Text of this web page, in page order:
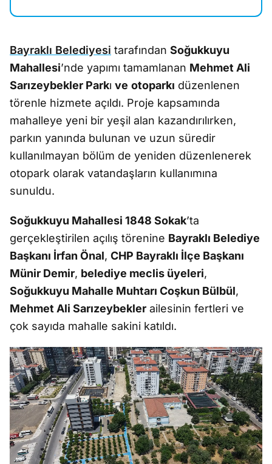
Bayraklı Belediyesi tarafından Soğukkuyu
Mahallesi’nde yapımı tamamlanan Mehmet Ali
Sarızeybekler Parkı ve otoparkı düzenlenen
törenle hizmete açıldı. Proje kapsamında
mahalleye yeni bir yeşil alan kazandırılırken,
parkın yanında bulunan ve uzun süredir
kullanılmayan bölüm de yeniden düzenlenerek
otopark olarak vatandaşların kullanımına
sunuldu.
Soğukkuyu Mahallesi 1848 Sokak’ta
gerçekleştirilen açılış törenine Bayraklı Belediye
Başkanı İrfan Önal, CHP Bayraklı İlçe Başkanı
Münir Demir, belediye meclis üyeleri,
Soğukkuyu Mahalle Muhtarı Coşkun Bülbül,
Mehmet Ali Sarızeybekler ailesinin fertleri ve
çok sayıda mahalle sakini katıldı.